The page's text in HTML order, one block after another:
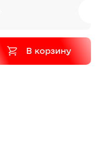
В корзину